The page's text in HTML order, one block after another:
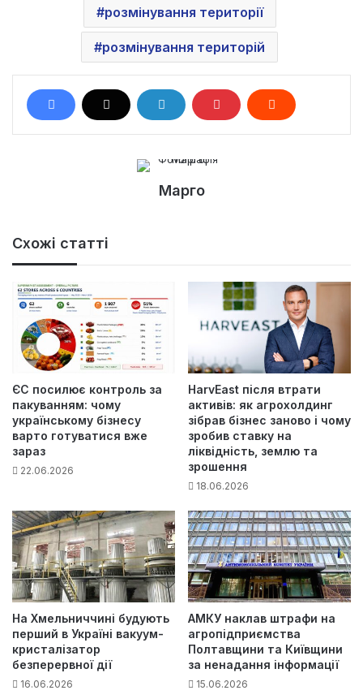
розмінування території
розмінування територій
Марго
Схожі статті
ЄС посилює контроль за
пакуванням: чому
українському бізнесу
варто готуватися вже
зараз
22.06.2026
HarvEast після втрати
активів: як агрохолдинг
зібрав бізнес заново і чому
зробив ставку на
ліквідність, землю та
зрошення
18.06.2026
На Хмельниччині будують
перший в Україні вакуум-
кристалізатор
безперервної дії
16.06.2026
АМКУ наклав штрафи на
агропідприємства
Полтавщини та Київщини
за ненадання інформації
15.06.2026